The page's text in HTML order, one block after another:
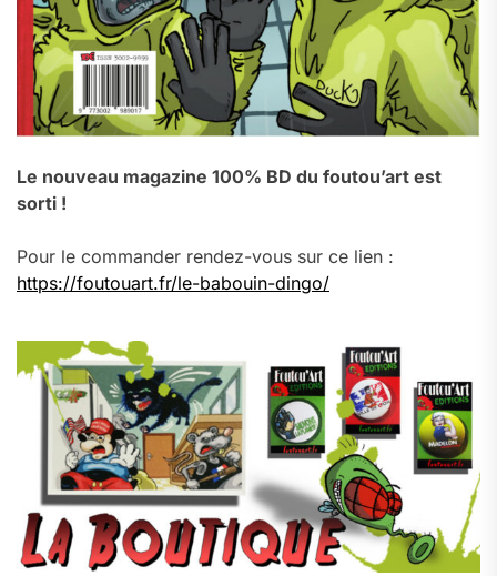
Le nouveau magazine 100% BD du foutou’art est
sorti !
Pour le commander rendez-vous sur ce lien :
https://foutouart.fr/le-babouin-dingo/